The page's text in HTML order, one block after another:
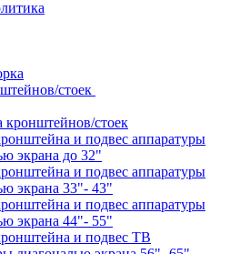
стоек
кронштейнов/стоек
и подвес аппаратуры
экрана до 32"
и подвес аппаратуры
экрана 33"- 43"
и подвес аппаратуры
экрана 44"- 55"
и подвес ТВ